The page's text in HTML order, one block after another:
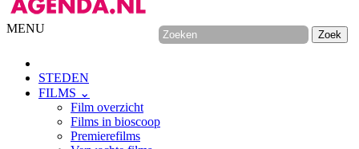
MENU
STEDEN
FILMS ⌄
Film overzicht
Films in bioscoop
Premierefilms